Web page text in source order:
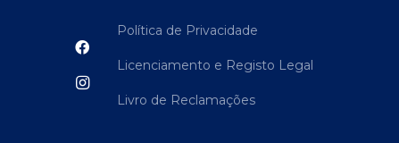
Política de Privacidade
Licenciamento e Registo Legal
Livro de Reclamações